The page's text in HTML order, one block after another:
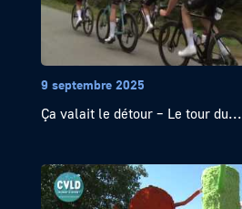
9 septembre 2025
Ça valait le détour – Le tour du...